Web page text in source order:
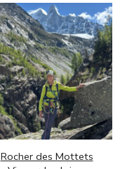
Rocher des Mottets